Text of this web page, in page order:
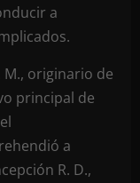
a
M., originario de
principal de
a
R. D.,